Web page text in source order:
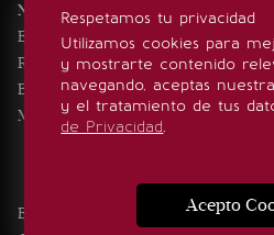
Respetamos tu privacidad
Utilizamos cookies para
y mostrarte contenido
navegando, aceptas
y el tratamiento de tus
de Privacidad.
Acepto
Noticias
Eventos
Realeza
Estilo de vida
Minuto x Minuto
Edición Impresa Noticias